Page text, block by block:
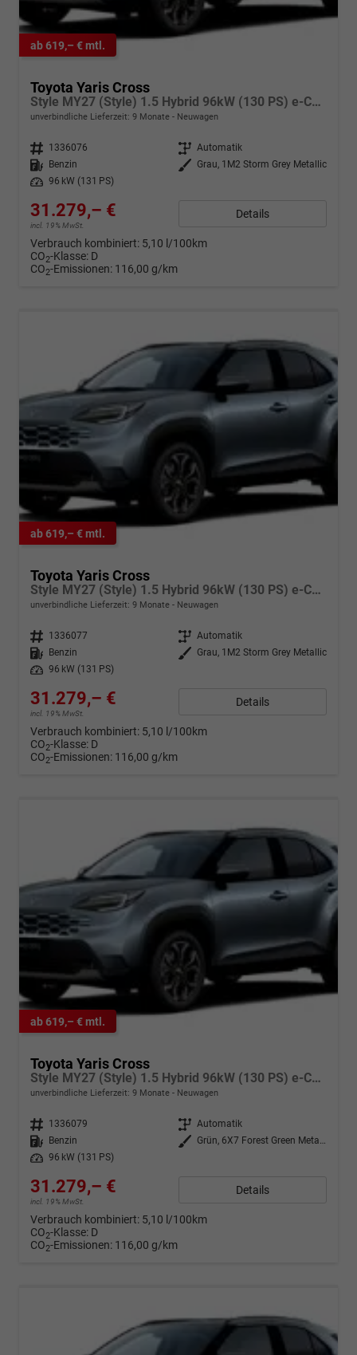
ab 619,– € mtl.
Toyota Yaris Cross
Style MY27 (Style) 1.5 Hybrid 96kW (130 PS) e-CVT 4x4
unverbindliche Lieferzeit: 9 Monate Neuwagen
Fahrzeugnr. 1336076 Getriebe Automatik
Kraftstoff
Benzin Außenfarbe
Grau, 1M2 Storm Grey Metallic
Leistung
96 kW (131 PS)
31.279,– €
incl. 19% MwSt.
Details
Verbrauch kombiniert: 5,10 l/100km
CO2-Klasse: D
CO2-Emissionen: 116,00 g/km
ab 619,– € mtl.
Toyota Yaris Cross
Style MY27 (Style) 1.5 Hybrid 96kW (130 PS) e-CVT 4x4
unverbindliche Lieferzeit: 9 Monate Neuwagen
Fahrzeugnr. 1336077 Getriebe Automatik
Kraftstoff
Benzin Außenfarbe
Grau, 1M2 Storm Grey Metallic
Leistung
96 kW (131 PS)
31.279,– €
incl. 19% MwSt.
Details
Verbrauch kombiniert: 5,10 l/100km
CO2-Klasse: D
CO2-Emissionen: 116,00 g/km
ab 619,– € mtl.
Toyota Yaris Cross
Style MY27 (Style) 1.5 Hybrid 96kW (130 PS) e-CVT 4x4
unverbindliche Lieferzeit: 9 Monate Neuwagen
Fahrzeugnr. 1336079 Getriebe Automatik
Kraftstoff
Benzin Außenfarbe
Grün, 6X7 Forest Green Metallic
Leistung
96 kW (131 PS)
31.279,– €
incl. 19% MwSt.
Details
Verbrauch kombiniert: 5,10 l/100km
CO2-Klasse: D
CO2-Emissionen: 116,00 g/km